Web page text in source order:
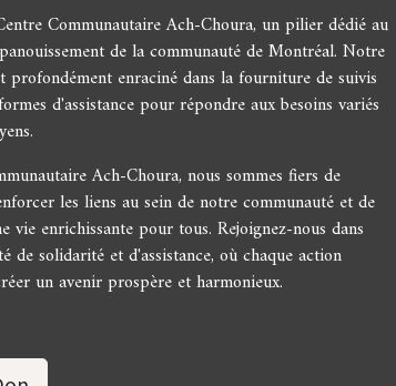
Communautaire Ach-Choura, un pilier dédié au
de la communauté de Montréal. Notre
profondément enraciné dans la fourniture de suivis
d'assistance pour répondre aux besoins variés
Ach-Choura, nous sommes fiers de
les liens au sein de notre communauté et de
vie enrichissante pour tous. Rejoignez-nous dans
de solidarité et d'assistance, où chaque action
un avenir prospère et harmonieux.